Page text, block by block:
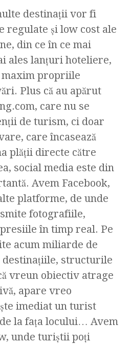
destinaţii vor fi
regulate şi low cost ale
din ce în ce mai
ales lanţuri hoteliere,
propriile
Plus că au apărut
care nu se
de turism, ci doar
care încasează
plăţii directe către
social media este din
Avem Facebook,
platforme, de unde
fotografiile,
în timp real. Pe
acum miliarde de
structurile
vreun obiectiv atrage
apare vreo
imediat un turist
la faţa locului… Avem
unde turiştii poţi